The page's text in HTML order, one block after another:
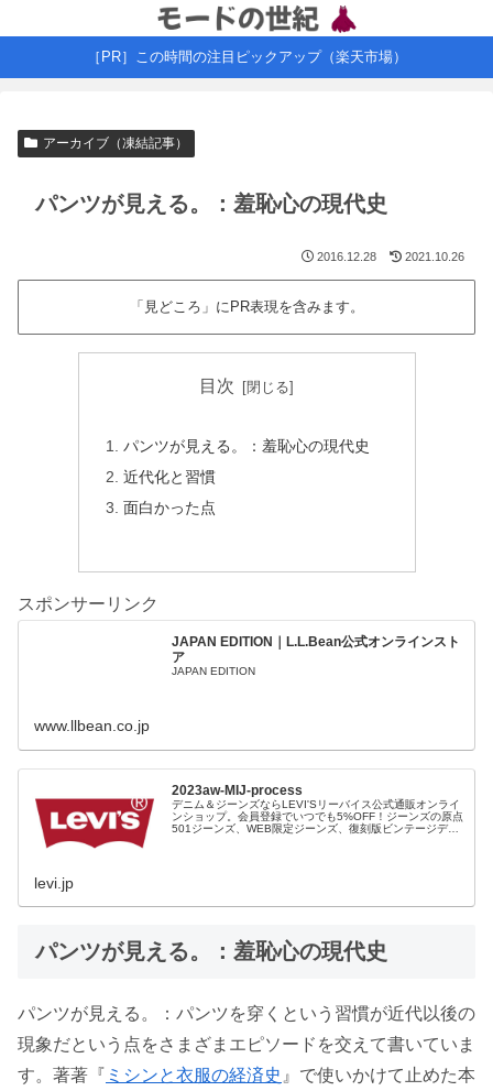
［PR］この時間の注目ピックアップ（楽天市場）
アーカイブ（凍結記事）
パンツが見える。：羞恥心の現代史
2016.12.28 2021.10.26
「見どころ」にPR表現を含みます。
目次
パンツが見える。：羞恥心の現代史
近代化と習慣
面白かった点
スポンサーリンク
JAPAN EDITION｜L.L.Bean公式オンラインスト
ア
JAPAN EDITION
www.llbean.co.jp
2023aw-MIJ-process
デニム＆ジーンズならLEVI'Sリーバイス公式通販オンライ
ンショップ。会員登録でいつでも5%OFF！ジーンズの原点
501ジーンズ、WEB限定ジーンズ、復刻版ビンテージデニ
levi.jp
パンツが見える。：羞恥心の現代史
パンツが見える。：パンツを穿くという習慣が近代以後の
現象だという点をさまざまエピソードを交えて書いていま
す。著著『 ミシンと衣服の経済史 』で使いかけて止めた本